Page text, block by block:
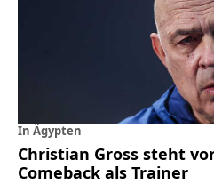
In Ägypten
Christian Gross steht
Comeback als Trainer